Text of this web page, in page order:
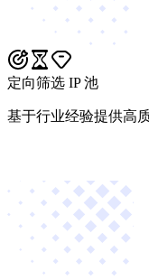
定向筛选 IP 池
基于行业经验提供高